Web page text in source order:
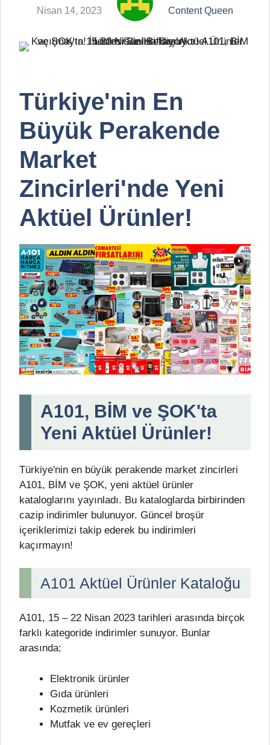
Nisan 14, 2023 Content Queen
Türkiye'nin En
Büyük Perakende
Market
Zincirleri'nde Yeni
Aktüel Ürünler!
A101, BİM ve ŞOK'ta
Yeni Aktüel Ürünler!
Türkiye'nin en büyük perakende market zincirleri
A101, BİM ve ŞOK, yeni aktüel ürünler
kataloglarını yayınladı. Bu kataloglarda birbirinden
cazip indirimler bulunuyor. Güncel broşür
içeriklerimizi takip ederek bu indirimleri
kaçırmayın!
A101 Aktüel Ürünler Kataloğu
A101, 15 – 22 Nisan 2023 tarihleri arasında birçok
farklı kategoride indirimler sunuyor. Bunlar
arasında:
Elektronik ürünler
Gıda ürünleri
Kozmetik ürünleri
Mutfak ve ev gereçleri